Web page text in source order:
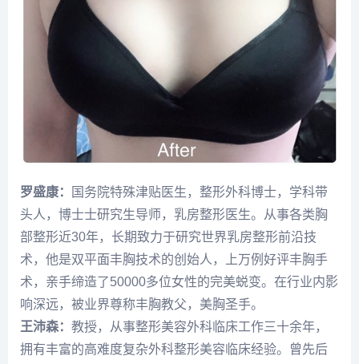
罗盛康：
国务院特殊津贴医生，整形外科博士，学科带
头人，博士士研究生导师，乳房整形医生。从事各类胸
部整形近30年，长期致力于研究世界乳房整形前沿技
术，他是双平面丰胸技术的创始人，上万例好评丰胸手
术，亲手缔造了50000多位女性的完美蜕变。在行业内影
响深远，被业界尊称丰胸教父，美胸圣手。
王沛森： 教授，从事整形美容外科临床工作三十余年，
拥有丰富的高难度复杂外科整形美容临床经验。曾先后